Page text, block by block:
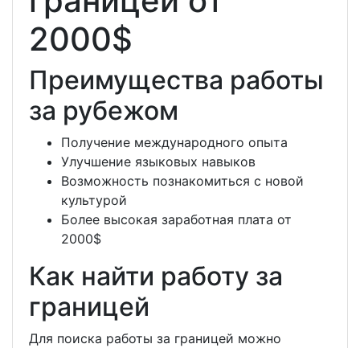
2000$
Преимущества работы
за рубежом
Получение международного опыта
Улучшение языковых навыков
Возможность познакомиться с новой
культурой
Более высокая заработная плата от
2000$
Как найти работу за
границей
Для поиска работы за границей можно